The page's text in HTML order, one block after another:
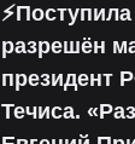
разрешëн
президент
Течиса.